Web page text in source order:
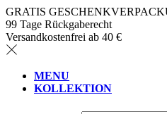
GRATIS
99 Tage Rückgaberecht
Versandkostenfrei ab 40 €
MENU
KOLLEKTION